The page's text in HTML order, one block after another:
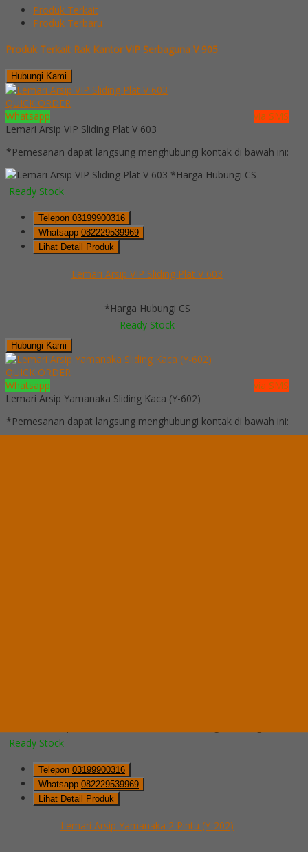
Produk Terkait
Produk Terbaru
Produk Terkait Rak Kantor VIP Serbaguna V 905
Hubungi Kami
QUICK ORDER
Whatsapp
via SMS
Lemari Arsip VIP Sliding Plat V 603
*Pemesanan dapat langsung menghubungi kontak di bawah ini:
*Harga Hubungi CS
Ready Stock
Telepon 03199900316
Whatsapp 082229539969
Lihat Detail Produk
Lemari Arsip VIP Sliding Plat V 603
*Harga Hubungi CS
Ready Stock
Hubungi Kami
QUICK ORDER
Whatsapp
via SMS
Lemari Arsip Yamanaka Sliding Kaca (Y-602)
*Pemesanan dapat langsung menghubungi kontak di bawah ini:
Ready Stock
Telepon 03199900316
Whatsapp 082229539969
Lihat Detail Produk
Lemari Arsip Yamanaka 2 Pintu (Y-202)